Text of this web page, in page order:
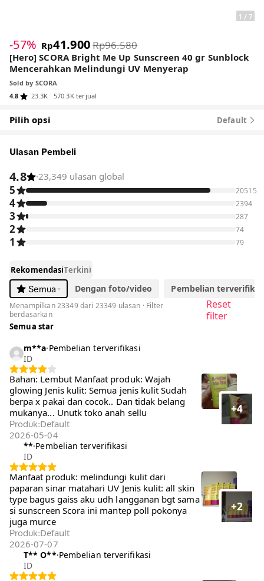
1 / 7
-57% Rp41.900Rp96.580
[Hero] SCORA Bright Me Up Sunscreen 40 gr Sunblock
Mencerahkan Melindungi UV Menyerap
Sold bySCORA
4.8
23.3K 570.3K terjual
Pilih opsi Default
Ulasan Pembeli
4.8 ·23,349 ulasan global
5 20515
4 2394
3 287
2 74
1 79
RekomendasiTerkini
Semua
Dengan foto/video Pembelian terverifikasi
Menampilkan 23349 dari 23349 ulasan · Filter
berdasarkan
Reset
filter
Semua star
m**a·Pembelian terverifikasi
ID
Bahan: Lembut Manfaat produk: Wajah
glowing Jenis kulit: Semua jenis kulit Sudah
berpa x pakai dan cocok.. Dan tidak belang
mukanya... Unutk toko anah sellu
+4
Produk:Default
2026-05-04
**·Pembelian terverifikasi
ID
Manfaat produk: melindungi kulit dari paparan
sinar matahari UV Jenis kulit: all skin type
bagus gaiss aku udh langganan bgt sama si
sunscreen Scora ini mantep poll pokonya juga
murce
+2
Produk:Default
2026-07-07
T** O**️·Pembelian terverifikasi
ID